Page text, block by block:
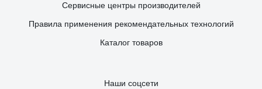
Сервисные центры производителей
Правила применения рекомендательных технологий
Каталог товаров
Наши соцсети